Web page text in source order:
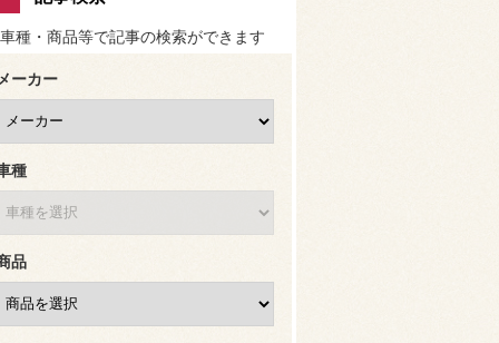
種・商品等で記事の検索ができます
ーカー
種
品